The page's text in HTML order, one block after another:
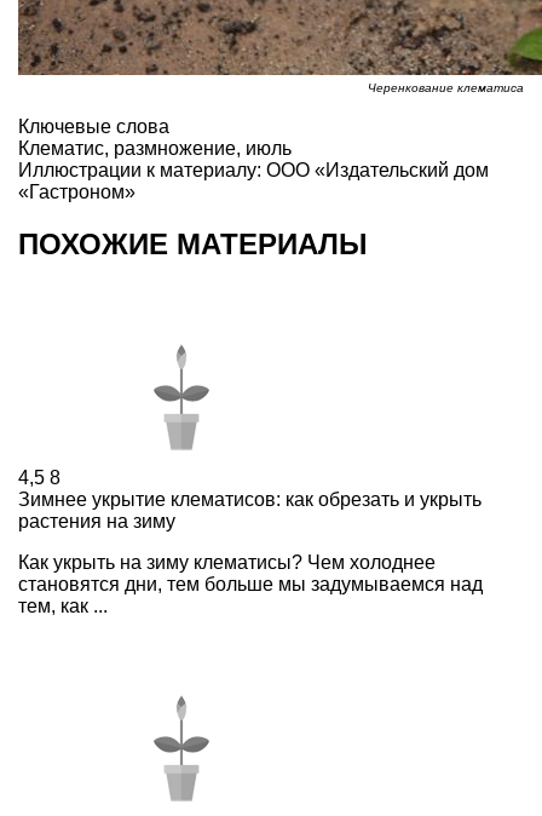
Черенкование клематиса
Ключевые слова
Клематис, размножение, июль
Иллюстрации к материалу: ООО «Издательский дом
«Гастроном»
ПОХОЖИЕ МАТЕРИАЛЫ
4,5 8
Зимнее укрытие клематисов: как обрезать и укрыть
растения на зиму
Как укрыть на зиму клематисы? Чем холоднее
становятся дни, тем больше мы задумываемся над
тем, как ...